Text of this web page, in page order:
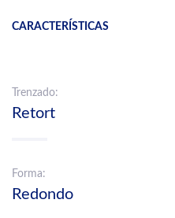
CARACTERÍSTICAS
Trenzado:
Retort
Forma:
Redondo